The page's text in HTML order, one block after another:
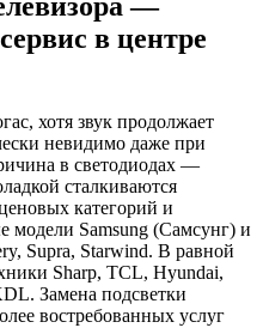
в центре
хотя звук продолжает
невидимо даже при
в светодиодах —
сталкиваются
категорий и
модели Samsung (Самсунг) и
Supra, Starwind. В равной
Sharp, TCL, Hyundai,
Замена подсветки
востребованных услуг